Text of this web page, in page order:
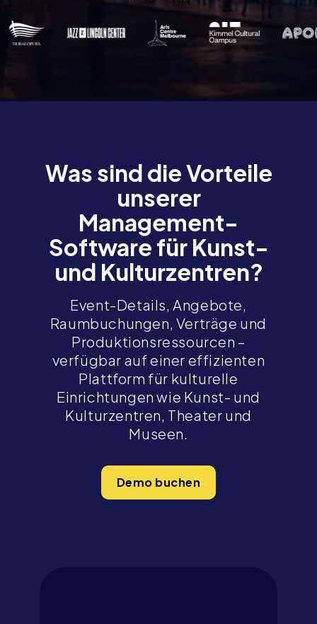
Was sind die Vorteile
unserer
Management-
Software für Kunst-
und Kulturzentren?
Event-Details, Angebote,
Raumbuchungen, Verträge und
Produktionsressourcen –
verfügbar auf einer effizienten
Plattform für kulturelle
Einrichtungen wie Kunst- und
Kulturzentren, Theater und
Museen.
Demo buchen